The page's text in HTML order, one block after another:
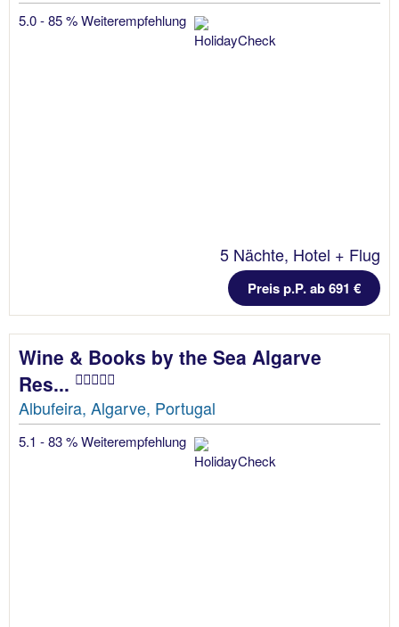
5.0 - 85 % Weiterempfehlung
5 Nächte, Hotel + Flug
Preis p.P. ab 691 €
Wine & Books by the Sea Algarve
Res...
Albufeira, Algarve, Portugal
5.1 - 83 % Weiterempfehlung